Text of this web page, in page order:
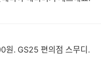
원. GS25 편의점 스무디.